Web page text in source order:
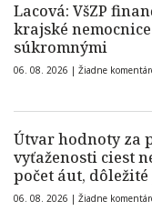
Lacová: VšZP
krajské
súkromnými
06. 08. 2026 | Žiadne
Útvar hodnoty za
vyťaženosti ciest
počet áut,
06. 08. 2026 | Žiadne